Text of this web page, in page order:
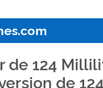
de 124
de